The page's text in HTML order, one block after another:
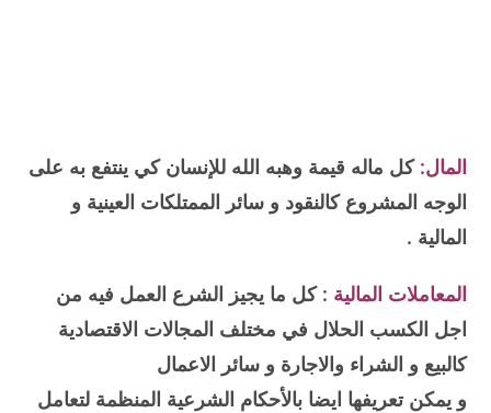
المال: كل ماله قيمة وهبه الله للإنسان كي ينتفع به على
الوجه المشروع كالنقود و سائر الممتلكات العينية و
المالية .
المعاملات المالية : كل ما يجيز الشرع العمل فيه من
اجل الكسب الحلال في مختلف المجالات الاقتصادية
كالبيع و الشراء والاجارة و سائر الاعمال
و يمكن تعريفها ايضا بالأحكام الشرعية المنظمة لتعامل